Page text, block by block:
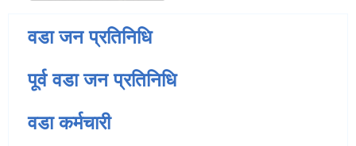
वडा जन प्रतिनिधि
पूर्व वडा जन प्रतिनिधि
वडा कर्मचारी